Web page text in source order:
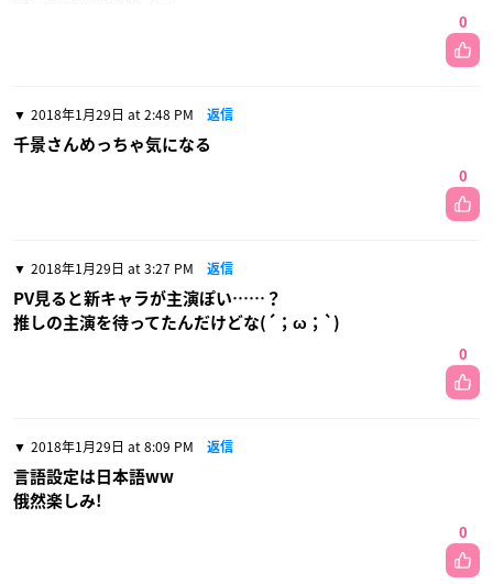
0
2018年1月29日 at 2:48 PM 返信
千景さんめっちゃ気になる
0
2018年1月29日 at 3:27 PM 返信
PV見ると新キャラが主演ぽい……？
推しの主演を待ってたんだけどな(´；ω；`)
0
2018年1月29日 at 8:09 PM 返信
言語設定は日本語ww
俄然楽しみ!
0